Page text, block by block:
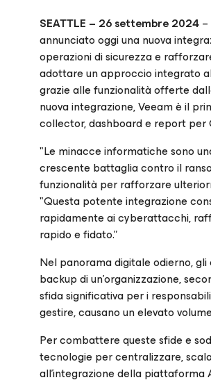
SEATTLE – 26 settembre 2024–
annunciato oggi una nuova
operazioni di sicurezza e
adottare un approccio integrato
grazie alle funzionalità offerte
nuova integrazione, Veeam è il
collector, dashboard e report per
"Le minacce informatiche sono
crescente battaglia contro il
funzionalità per rafforzare
"Questa potente integrazione
rapidamente ai cyberattacchi,
rapido e fidato.”
Nel panorama digitale odierno,
backup di un'organizzazione,
sfida significativa per i
gestire, causano un elevato
Per combattere queste sfide e
tecnologie per centralizzare,
all’integrazione della